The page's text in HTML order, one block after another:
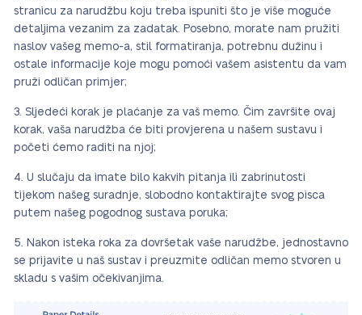
stranicu za narudžbu koju treba ispuniti što je više moguće
detaljima vezanim za zadatak. Posebno, morate nam pružiti
naslov vašeg memo-a, stil formatiranja, potrebnu dužinu i
ostale informacije koje mogu pomoći vašem asistentu da vam
pruži odličan primjer;
Sljedeći korak je plaćanje za vaš memo. Čim završite ovaj
korak, vaša narudžba će biti provjerena u našem sustavu i
početi ćemo raditi na njoj;
U slučaju da imate bilo kakvih pitanja ili zabrinutosti
tijekom našeg suradnje, slobodno kontaktirajte svog pisca
putem našeg pogodnog sustava poruka;
Nakon isteka roka za dovršetak vaše narudžbe, jednostavno
se prijavite u naš sustav i preuzmite odličan memo stvoren u
skladu s vašim očekivanjima.